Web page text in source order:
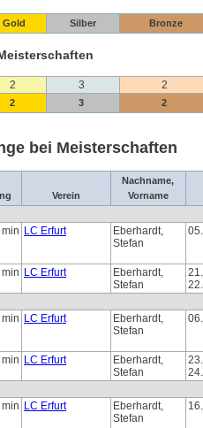
Gold Silber Bronze
2 3
2
2 3 2
bei Meisterschaften
Verein
Nachname,
Vorname
LC Erfurt
Eberhardt,
Stefan
LC Erfurt
Eberhardt,
Stefan
LC Erfurt
Eberhardt,
Stefan
LC Erfurt
Eberhardt,
Stefan
LC Erfurt
Eberhardt,
Stefan